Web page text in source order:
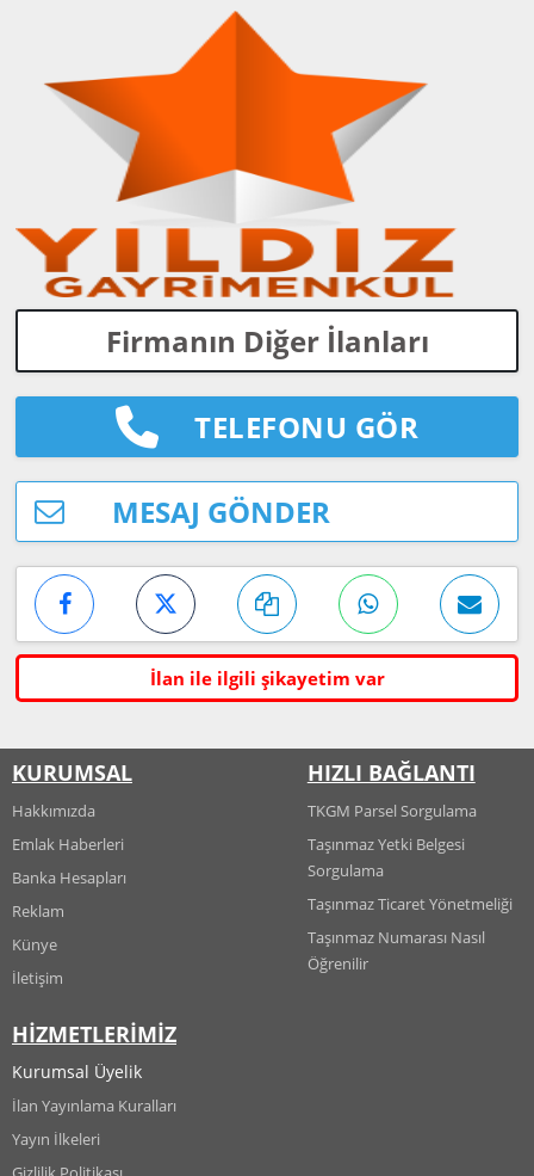
Firmanın Diğer İlanları
TELEFONU GÖR
MESAJ GÖNDER
İlan ile ilgili şikayetim var
KURUMSAL
Hakkımızda
Emlak Haberleri
Banka Hesapları
Reklam
Künye
İletişim
HİZMETLERİMİZ
Kurumsal Üyelik
İlan Yayınlama Kuralları
Yayın İlkeleri
HIZLI BAĞLANTI
TKGM Parsel Sorgulama
Taşınmaz Yetki Belgesi
Sorgulama
Taşınmaz Ticaret Yönetmeliği
Taşınmaz Numarası Nasıl
Öğrenilir